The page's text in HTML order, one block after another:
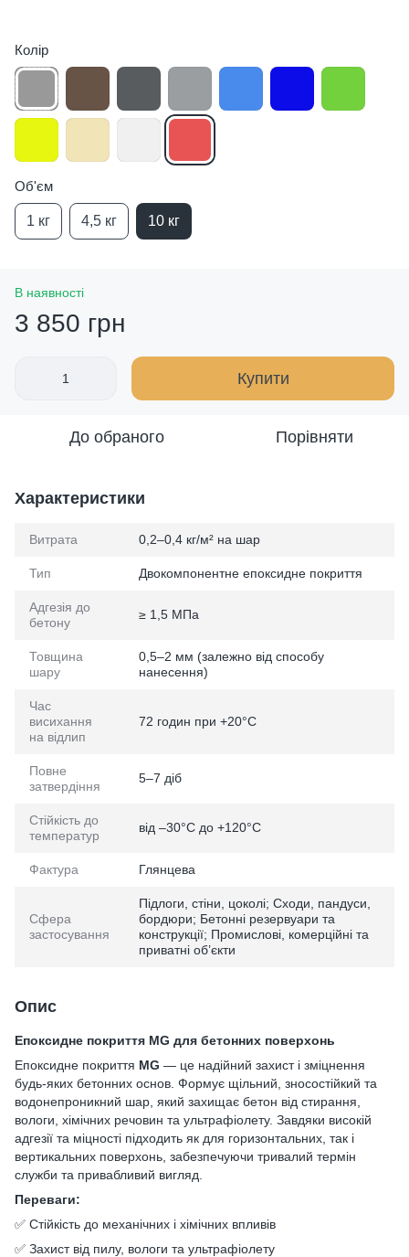
Колір
Об'єм
1 кг 4,5 кг 10 кг
В наявності
3 850 грн
Купити
До обраного Порівняти
Характеристики
Витрата 0,2–0,4 кг/м² на шар
Тип Двокомпонентне епоксидне покриття
Адгезія до
бетону
≥ 1,5 МПа
Товщина
шару
0,5–2 мм (залежно від способу
нанесення)
Час
висихання
на відлип
72 годин при +20°C
Повне
затвердіння
5–7 діб
Стійкість до
температур
від –30°C до +120°C
Фактура Глянцева
Сфера
застосування
Підлоги, стіни, цоколі; Сходи, пандуси,
бордюри; Бетонні резервуари та
конструкції; Промислові, комерційні та
приватні об’єкти
Опис
Епоксидне покриття MG для бетонних поверхонь
Епоксидне покриття MG — це надійний захист і зміцнення
будь-яких бетонних основ. Формує щільний, зносостійкий та
водонепроникний шар, який захищає бетон від стирання,
вологи, хімічних речовин та ультрафіолету. Завдяки високій
адгезії та міцності підходить як для горизонтальних, так і
вертикальних поверхонь, забезпечуючи тривалий термін
служби та привабливий вигляд.
Переваги:
✅ Стійкість до механічних і хімічних впливів
✅ Захист від пилу, вологи та ультрафіолету